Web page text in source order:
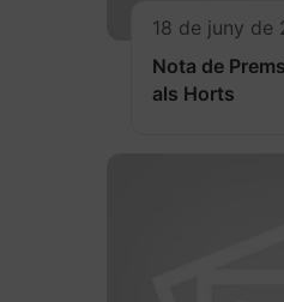
18 de juny de
Nota de
als Horts